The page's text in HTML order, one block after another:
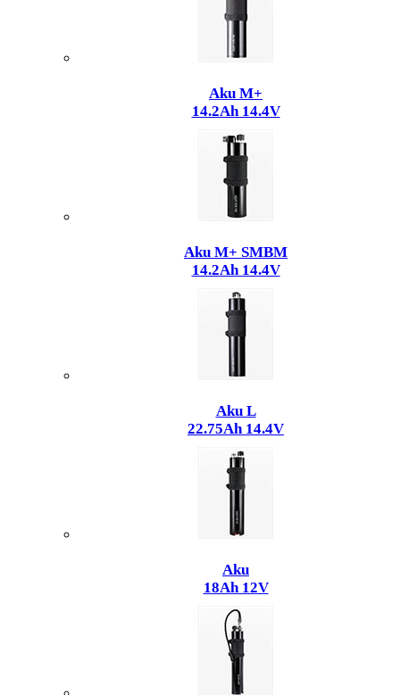
Aku M+
14.2Ah 14.4V
Aku M+ SMBM
14.2Ah 14.4V
Aku L
22.75Ah 14.4V
Aku
18Ah 12V